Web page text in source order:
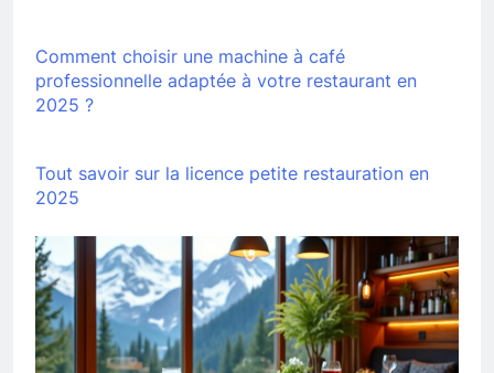
Comment choisir une machine à café
professionnelle adaptée à votre restaurant en
2025 ?
Tout savoir sur la licence petite restauration en
2025